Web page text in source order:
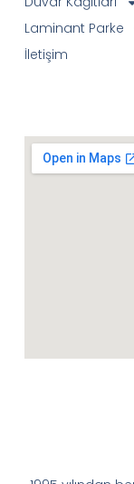
Laminant Parke
İletişim